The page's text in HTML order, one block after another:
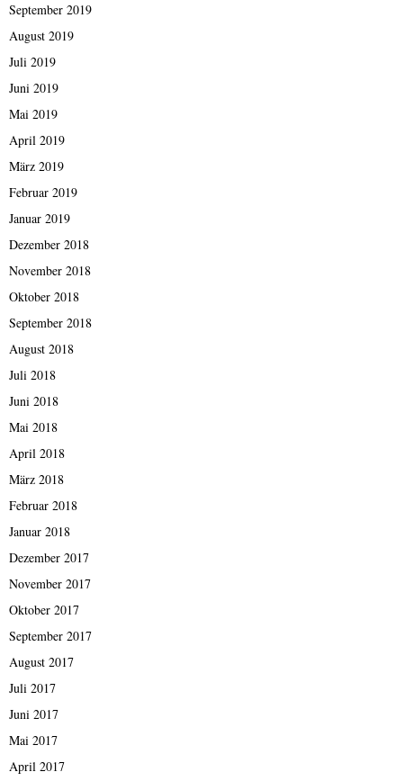
September 2019
August 2019
Juli 2019
Juni 2019
Mai 2019
April 2019
März 2019
Februar 2019
Januar 2019
Dezember 2018
November 2018
Oktober 2018
September 2018
August 2018
Juli 2018
Juni 2018
Mai 2018
April 2018
März 2018
Februar 2018
Januar 2018
Dezember 2017
November 2017
Oktober 2017
September 2017
August 2017
Juli 2017
Juni 2017
Mai 2017
April 2017